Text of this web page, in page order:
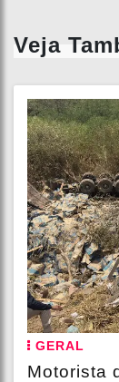
Veja
GERAL
Motorista